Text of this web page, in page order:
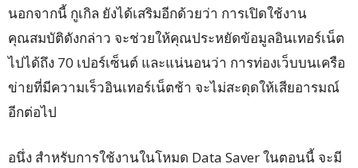
นอกจากนี้ กูเกิล ยังได้เสริมอีกด้วยว่า การเปิดใช้งาน
คุณสมบัติดังกล่าว จะช่วยให้คุณประหยัดข้อมูลอินเทอร์เน็ต
ไปได้ถึง 70 เปอร์เซ็นต์ และแน่นอนว่า การท่องเว็บบนเครือ
ข่ายที่มีความเร็วอินเทอร์เน็ตช้า จะไม่สะดุดให้เสียอารมณ์
อีกต่อไป
อนึ่ง สำหรับการใช้งานในโหมด Data Saver ในตอนนี้ จะมี